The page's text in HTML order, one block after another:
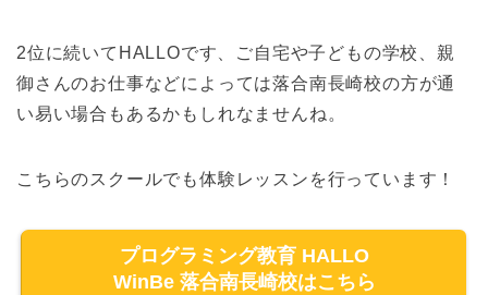
2位に続いてHALLOです、ご自宅や子どもの学校、親
御さんのお仕事などによっては落合南長崎校の方が通
い易い場合もあるかもしれなませんね。
こちらのスクールでも体験レッスンを行っています！
プログラミング教育 HALLO
WinBe 落合南長崎校はこちら